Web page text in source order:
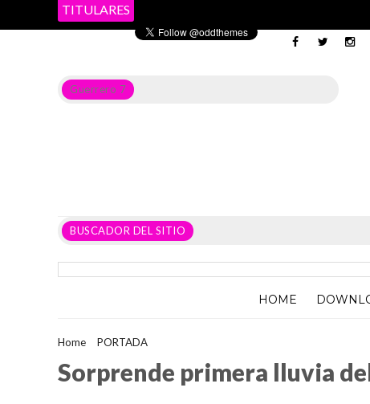
TITULARES
Guerrero 7
BUSCADOR DEL SITIO
HOME
Home PORTADA
Sorprende primera lluvia